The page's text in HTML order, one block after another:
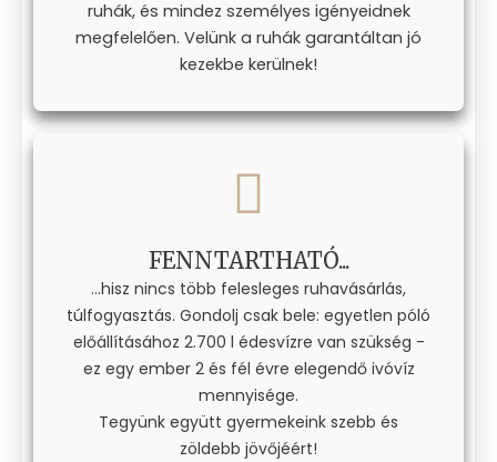
ruhák, és mindez személyes igényeidnek
megfelelően. Velünk a ruhák garantáltan jó
kezekbe kerülnek!
FENNTARTHATÓ...
...hisz nincs több felesleges ruhavásárlás,
túlfogyasztás. Gondolj csak bele: egyetlen póló
előállításához 2.700 l édesvízre van szükség -
ez egy ember 2 és fél évre elegendő ivóvíz
mennyisége.
Tegyünk együtt gyermekeink szebb és
zöldebb jövőjéért!